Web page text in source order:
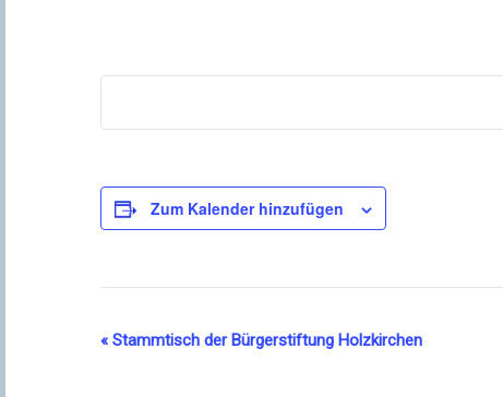
Zum Kalender hinzufügen
Veranstaltung-
« Stammtisch der Bürgerstiftung Holzkirchen